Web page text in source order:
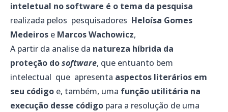
inteletual no software é o tema da pesquisa
realizada pelos pesquisadores Heloísa Gomes
Medeiros e Marcos Wachowicz,
A partir da analise da natureza híbrida da
proteção dosoftware, que entuanto bem
intelectual que apresenta aspectos literários em
seu código e, também, uma função utilitária na
execução desse código para a resolução de uma